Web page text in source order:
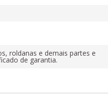
roldanas e demais partes e
de garantia.